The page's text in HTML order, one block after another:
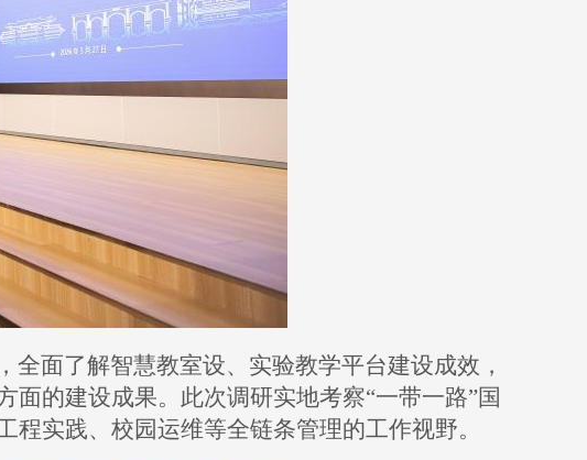
面了解智慧教室设、实验教学平台建设成效，
面的建设成果。此次调研实地考察“一带一路”国
实践、校园运维等全链条管理的工作视野。